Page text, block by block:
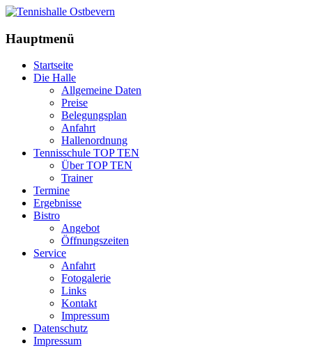
Hauptmenü
Startseite
Die Halle
Allgemeine Daten
Preise
Belegungsplan
Anfahrt
Hallenordnung
Tennisschule TOP TEN
Über TOP TEN
Trainer
Termine
Ergebnisse
Bistro
Angebot
Öffnungszeiten
Service
Anfahrt
Fotogalerie
Links
Kontakt
Impressum
Datenschutz
Impressum